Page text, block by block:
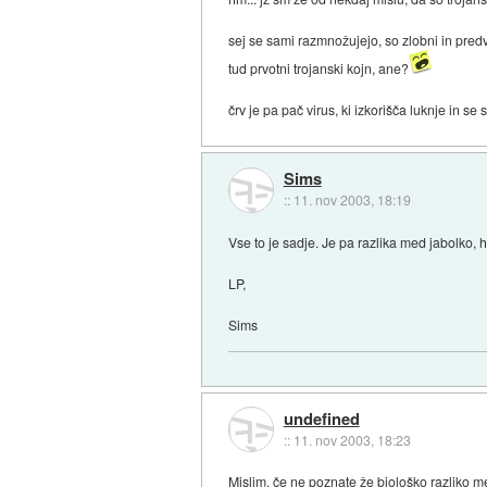
sej se sami razmnožujejo, so zlobni in
tud prvotni trojanski kojn, ane?
črv je pa pač virus, ki izkorišča luknje in se
Sims
:: 11. nov 2003, 18:19
Vse to je sadje. Je pa razlika med jabolko,
LP,
Sims
undefined
:: 11. nov 2003, 18:23
Mislim, če ne poznate že biološko razliko